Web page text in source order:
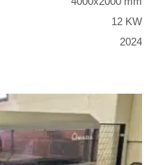
12 KW
2024